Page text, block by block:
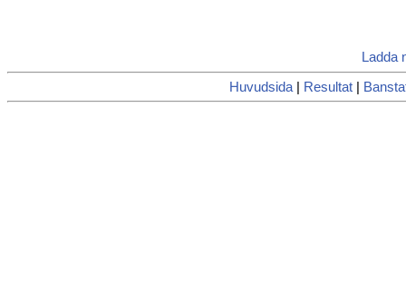
Ladda
Huvudsida Resultat